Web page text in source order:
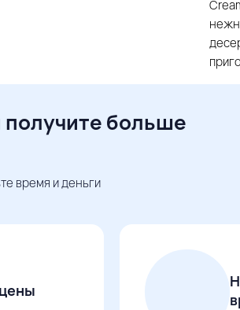
получите больше
время и деньги